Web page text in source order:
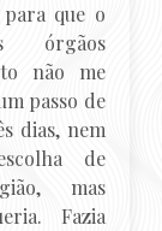
que o
órgãos
não me
passo de
dias, nem
de
mas
Fazia